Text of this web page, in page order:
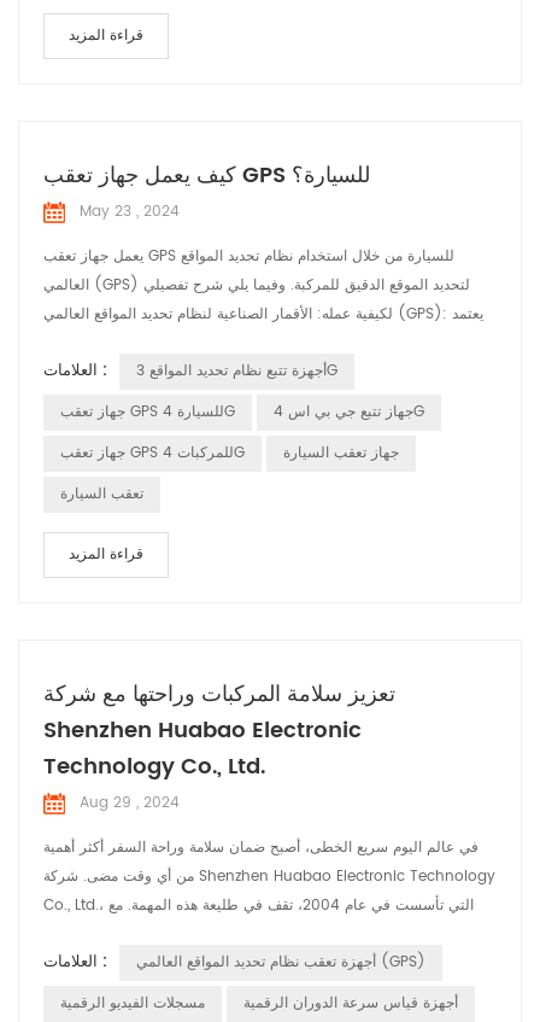
قراءة المزيد
كيف يعمل جهاز تعقب GPS للسيارة؟
May 23 , 2024
يعمل جهاز تعقب GPS للسيارة من خلال استخدام نظام تحديد المواقع
العالمي (GPS) لتحديد الموقع الدقيق للمركبة. وفيما يلي شرح تفصيلي
لكيفية عمله: الأقمار الصناعية لنظام تحديد المواقع العالمي (GPS): يعتمد
الأقمار الصناعية بإرسال إشارات بشكل مستمر تتضمن موقعها والوقت
المحدد لإرسال الإشارة. استقبال الإشارات: يستقبل جهاز تعقب GPS المثبت
العلامات :
أجهزة تتبع نظام تحديد المواقع 3G
جهاز تعقب GPS للسيارة 4G
جهاز تتبع جي بي اس 4G
جهاز تعقب GPS للمركبات 4G
جهاز تعقب السيارة
تعقب السيارة
قراءة المزيد
تعزيز سلامة المركبات وراحتها مع شركة
Shenzhen Huabao Electronic
Technology Co., Ltd.
Aug 29 , 2024
في عالم اليوم سريع الخطى، أصبح ضمان سلامة وراحة السفر أكثر أهمية
من أي وقت مضى. شركة Shenzhen Huabao Electronic Technology
Co., Ltd.، التي تأسست في عام 2004، تقف في طليعة هذه المهمة. مع
في البحث والتطوير، قامت Huabao باستمرار بدفع حدود الابتكار في
صناعة إلكترونيات السيارات. على مر السنين، قامت Huabao بتوسيع
العلامات :
أجهزة تعقب نظام تحديد المواقع العالمي (GPS)
مسجلات الفيديو الرقمية
أجهزة قياس سرعة الدوران الرقمية